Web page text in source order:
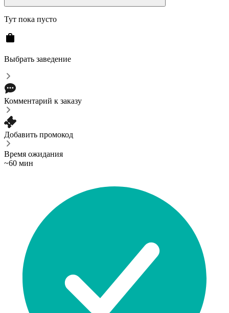
Тут пока пусто
Выбрать заведение
Комментарий к заказу
Добавить промокод
Время ожидания
~60 мин